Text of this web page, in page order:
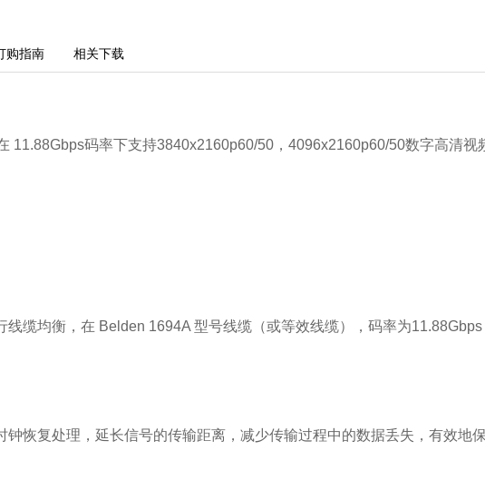
购指南 相关下载
11.88Gbps码率下支持3840x2160p60/50，4096x2160p60/50数字高清
线缆均衡，在 Belden 1694A 型号线缆（或等效线缆），码率为
钟恢复处理，延长信号的传输距离，减少传输过程中的数据丢失，有效地